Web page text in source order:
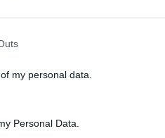
my personal data.
Personal Data.
Denet
anche per l’offerta :
con già una SIM con un